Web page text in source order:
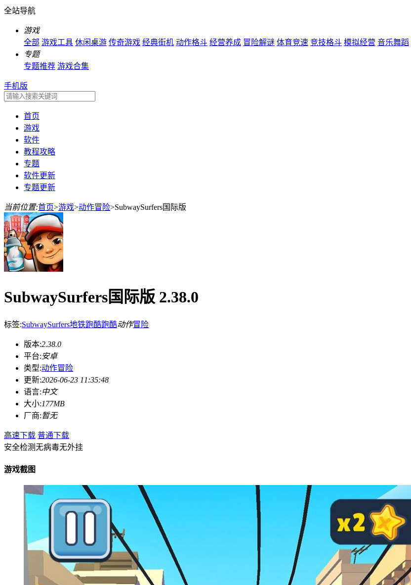
全站导航
游戏
全部 游戏工具 休闲桌游 传奇游戏 经典街机 动作格斗 经营养成 冒险解谜 体育竞速 竞技格斗 模拟经营 音乐舞蹈
专题
专题推荐 游戏合集
手机版
首页
游戏
软件
教程攻略
专题
软件更新
专题更新
当前位置:首页>游戏>动作冒险>SubwaySurfers国际版
SubwaySurfers国际版 2.38.0
标签:SubwaySurfers地铁跑酷跑酷动作冒险
版本:2.38.0
平台:安卓
类型:动作冒险
更新:2026-06-23 11:35:48
语言:中文
大小:177MB
厂商:暂无
高速下载 普通下载
安全检测无病毒无外挂
游戏截图